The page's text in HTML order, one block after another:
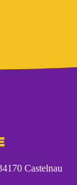
Castelnau